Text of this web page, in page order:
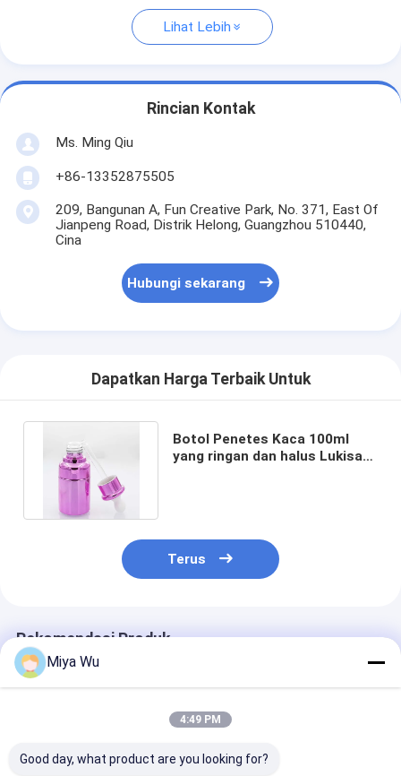
Lihat Lebih
Rincian Kontak
Ms. Ming Qiu
+86-13352875505
209, Bangunan A, Fun Creative Park, No. 371, East Of
Jianpeng Road, Distrik Helong, Guangzhou 510440,
Cina
Hubungi sekarang
Dapatkan Harga Terbaik Untuk
Botol Penetes Kaca 100ml
yang ringan dan halus Lukisan
Terus
Rekomendasi Produk
Miya Wu
4:49 PM
Good day, what product are you looking for?